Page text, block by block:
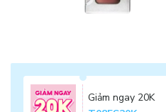
Giảm ngay 20K